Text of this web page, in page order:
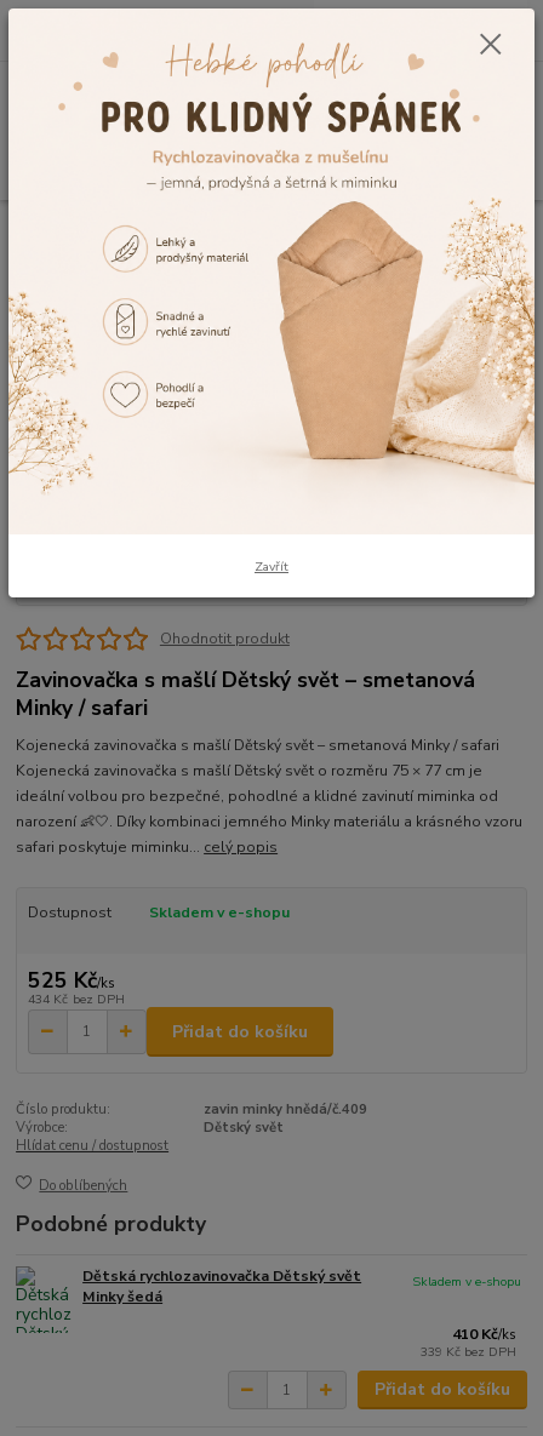
0,00 Kč
Rychlozavinovačky Rychlozavinovačky celoroční
Kojenecká
zavinovačka s mašlí Dětský svět – smetanová Minky / safari
Kojenecká zavinovačka s mašlí
Dětský svět – smetanová Minky /
safari
Novinka
Ohodnotit produkt
Zavinovačka s mašlí Dětský svět – smetanová
Minky / safari
Kojenecká zavinovačka s mašlí Dětský svět – smetanová Minky / safari
Kojenecká zavinovačka s mašlí Dětský svět o rozměru 75 × 77 cm je
ideální volbou pro bezpečné, pohodlné a klidné zavinutí miminka od
narození 👶🤍. Díky kombinaci jemného Minky materiálu a krásného vzoru
safari poskytuje miminku... celý popis
Dostupnost Skladem v e-shopu
525 Kč/ks
434 Kč bez DPH
Přidat do košíku
Číslo produktu:
zavin minky hnědá/č.409
Výrobce:
Dětský svět
Hlídat cenu / dostupnost
Do oblíbených
Podobné produkty
Dětská rychlozavinovačka Dětský svět
Minky šedá
410 Kč/ks
339 Kč bez DPH
Skladem v e-shopu
Přidat do košíku
Zavřít